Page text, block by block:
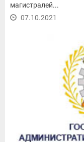
магистралей...
07.10.2021